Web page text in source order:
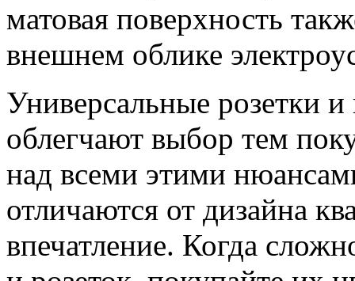
матовая поверхность
внешнем облике
Универсальные розетки
облегчают выбор тем
над всеми этими
отличаются от дизайна
впечатление. Когда